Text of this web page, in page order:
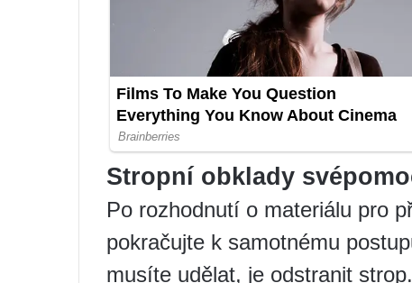
Stropní obklady
Po rozhodnutí o materiálu pro
pokračujte k samotnému
musíte udělat, je odstranit